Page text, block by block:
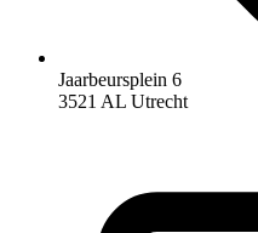
Jaarbeursplein 6
3521 AL Utrecht